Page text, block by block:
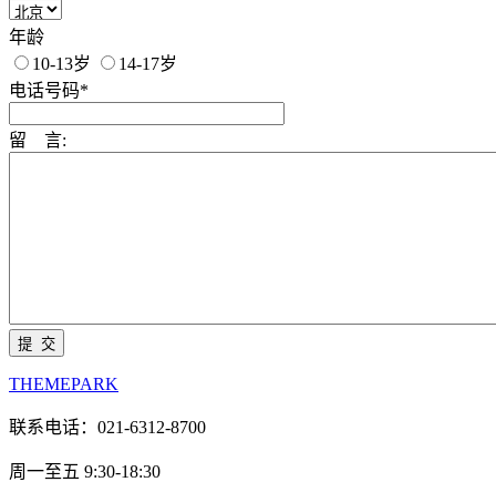
年龄
10-13岁
14-17岁
电话号码*
留 言:
THEMEPARK
联系电话：021-6312-8700
周一至五 9:30-18:30